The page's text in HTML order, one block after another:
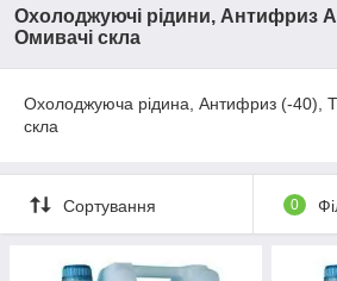
Охолоджуючі рідини, Антифриз
Омивачі скла
Охолоджуюча рідина, Антифриз (-40),
скла
Сортування 0